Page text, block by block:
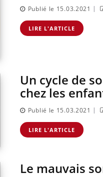
Publié le 15.03.2021 |
LIRE L'ARTICLE
Un cycle de
chez les
Publié le 15.03.2021 |
LIRE L'ARTICLE
Le mauvais